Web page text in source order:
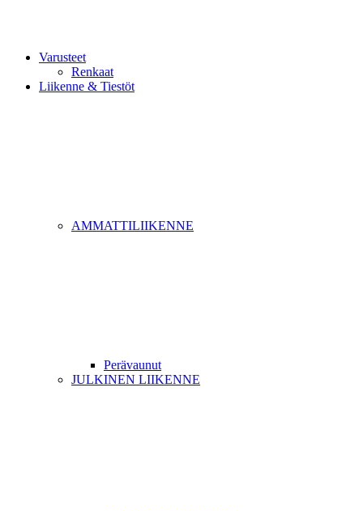
Varusteet
Renkaat
Liikenne & Tiestöt
AMMATTILIIKENNE
Perävaunut
JULKINEN LIIKENNE